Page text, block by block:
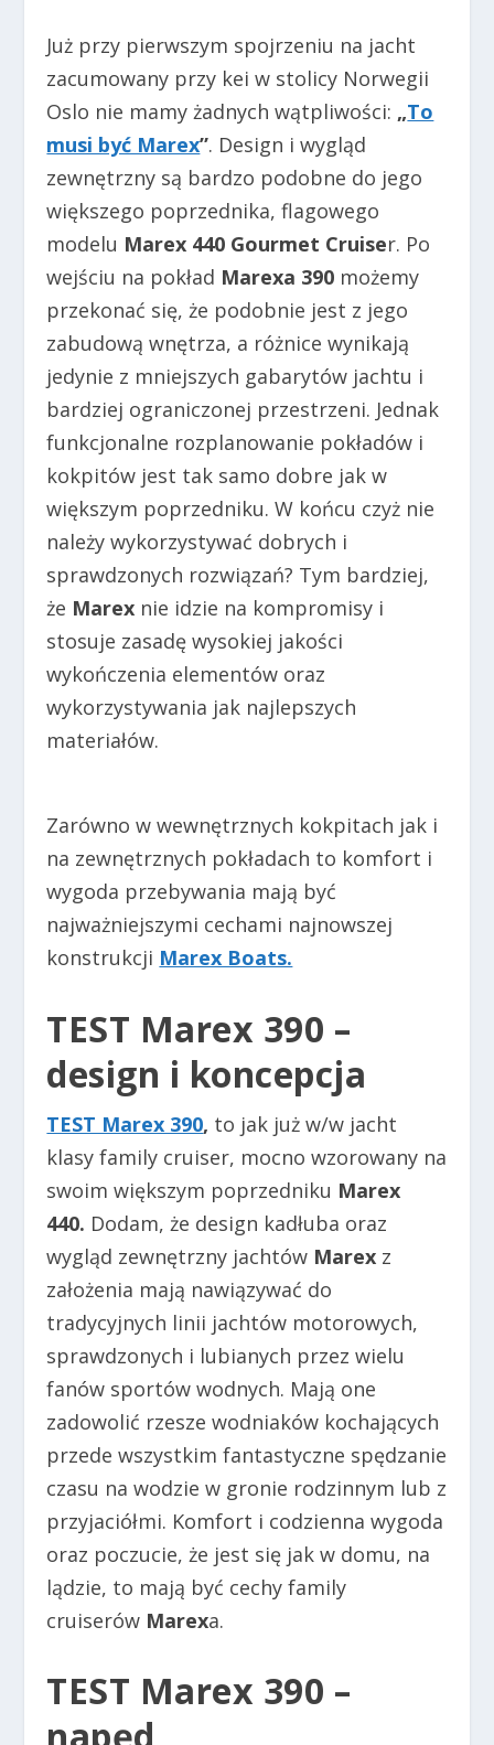
Już przy pierwszym spojrzeniu na jacht
zacumowany przy kei w stolicy Norwegii
Oslo nie mamy żadnych wątpliwości: „To
musi być Marex”. Design i wygląd
zewnętrzny są bardzo podobne do jego
większego poprzednika, flagowego
modelu Marex 440 Gourmet Cruiser. Po
wejściu na pokład Marexa 390 możemy
przekonać się, że podobnie jest z jego
zabudową wnętrza, a różnice wynikają
jedynie z mniejszych gabarytów jachtu i
bardziej ograniczonej przestrzeni. Jednak
funkcjonalne rozplanowanie pokładów i
kokpitów jest tak samo dobre jak w
większym poprzedniku. W końcu czyż nie
należy wykorzystywać dobrych i
sprawdzonych rozwiązań? Tym bardziej,
że Marex nie idzie na kompromisy i
stosuje zasadę wysokiej jakości
wykończenia elementów oraz
wykorzystywania jak najlepszych
materiałów.
Zarówno w wewnętrznych kokpitach jak i
na zewnętrznych pokładach to komfort i
wygoda przebywania mają być
najważniejszymi cechami najnowszej
konstrukcji Marex Boats.
TEST Marex 390 –
design i koncepcja
TEST Marex 390, to jak już w/w jacht
klasy family cruiser, mocno wzorowany na
swoim większym poprzedniku Marex
440. Dodam, że design kadłuba oraz
wygląd zewnętrzny jachtów Marex z
założenia mają nawiązywać do
tradycyjnych linii jachtów motorowych,
sprawdzonych i lubianych przez wielu
fanów sportów wodnych. Mają one
zadowolić rzesze wodniaków kochających
przede wszystkim fantastyczne spędzanie
czasu na wodzie w gronie rodzinnym lub z
przyjaciółmi. Komfort i codzienna wygoda
oraz poczucie, że jest się jak w domu, na
lądzie, to mają być cechy family
cruiserów Marexa.
TEST Marex 390 –